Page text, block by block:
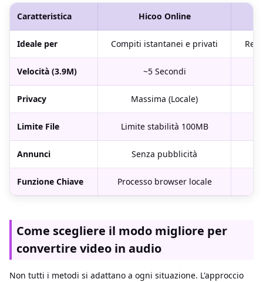
Caratteristica Hicoo Online
Ideale per Compiti istantanei e privati
Velocità (3.9M) ~5 Secondi
Privacy Massima (Locale)
Limite File Limite stabilità 100MB
Annunci Senza pubblicità
Funzione Chiave Processo browser locale
Come scegliere il modo migliore per
convertire video in audio
Non tutti i metodi si adattano a ogni situazione. L'approccio